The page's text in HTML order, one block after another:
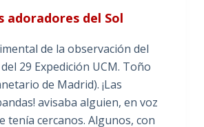
adoradores del Sol
de la observación del
29 Expedición UCM. Toño
de Madrid). ¡Las
avisaba alguien, en voz
tenía cercanos. Algunos, con